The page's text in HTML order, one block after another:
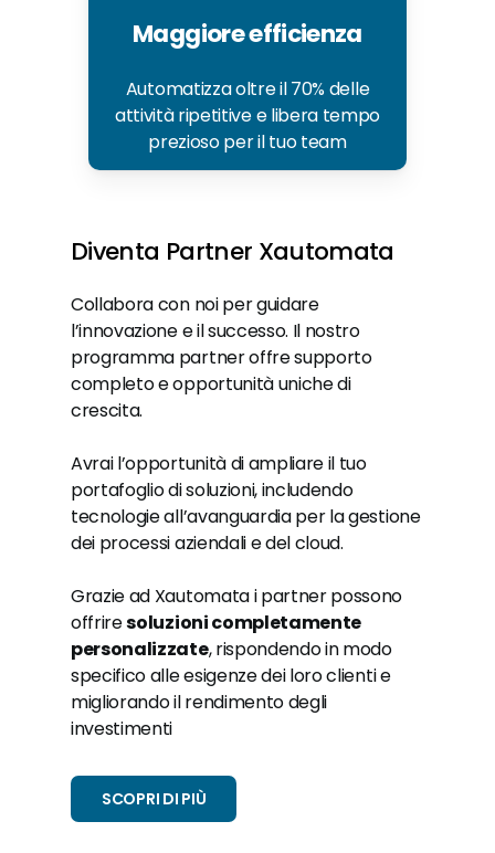
Maggiore efficienza
Automatizza oltre il 70% delle
attività ripetitive e libera tempo
prezioso per il tuo team
Diventa Partner Xautomata
Collabora con noi per guidare
l’innovazione e il successo. Il nostro
programma partner offre supporto
completo e opportunità uniche di
crescita.
Avrai l’opportunità di ampliare il tuo
portafoglio di soluzioni, includendo
tecnologie all’avanguardia per la gestione
dei processi aziendali e del cloud.
Grazie ad Xautomata i partner possono
offriresoluzioni completamente
personalizzate, rispondendo in modo
specifico alle esigenze dei loro clienti e
migliorando il rendimento degli
investimenti
SCOPRI DI PIÙ